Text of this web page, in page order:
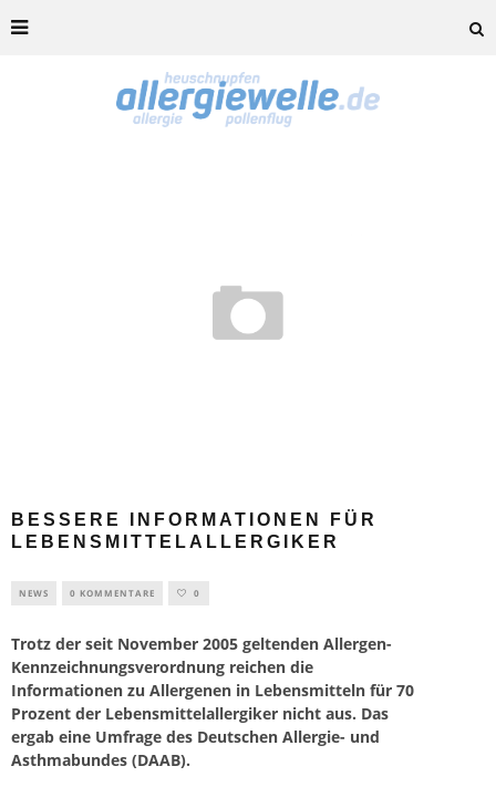
BESSERE INFORMATIONEN FÜR
LEBENSMITTELALLERGIKER
NEWS 0 KOMMENTARE 0
Trotz der seit November 2005 geltenden Allergen-
Kennzeichnungsverordnung reichen die
Informationen zu Allergenen in Lebensmitteln für 70
Prozent der Lebensmittelallergiker nicht aus. Das
ergab eine Umfrage des Deutschen Allergie- und
Asthmabundes (DAAB).